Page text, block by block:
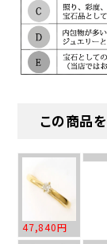
この商品
47,840円